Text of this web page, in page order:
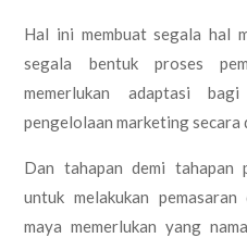
Hal ini membuat segala hal
segala bentuk proses
memerlukan adaptasi
pengelolaan marketing
Dan tahapan demi tahapan
untuk melakukan
maya memerlukan yang